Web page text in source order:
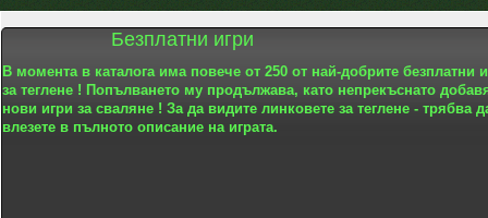
Безплатни игри
В момента в каталога има повече от 250 от най-добрите безплатни
за теглене ! Попълването му продължава, като непрекъснато
нови игри за сваляне ! За да видите линковете за теглене - трябва
влезете в пълното описание на играта.